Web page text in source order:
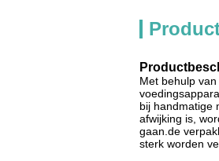
Met behulp
bij handmatige
afwijking is,
gaan.de
sterk worden